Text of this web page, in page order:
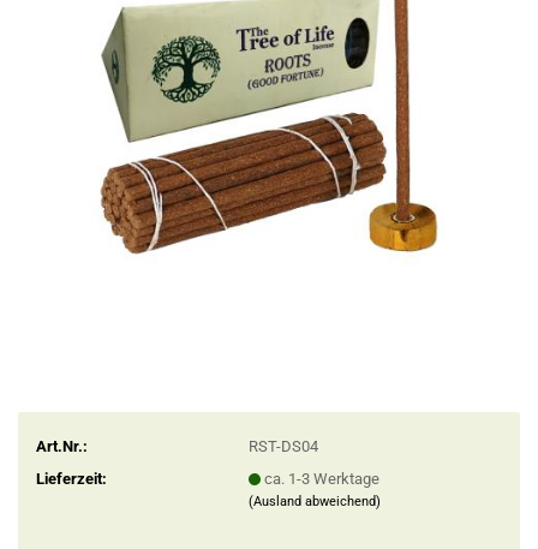
Art.Nr.:
RST-DS04
Lieferzeit:
ca. 1-3 Werktage
(Ausland abweichend)